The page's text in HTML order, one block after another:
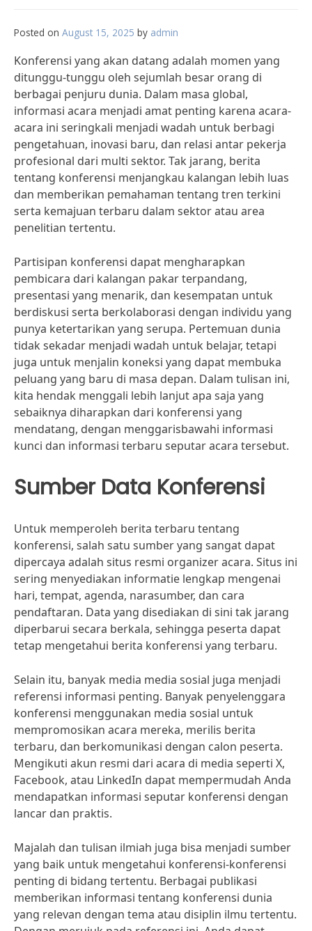
Posted on August 15, 2025 by admin
Konferensi yang akan datang adalah momen yang
ditunggu-tunggu oleh sejumlah besar orang di
berbagai penjuru dunia. Dalam masa global,
informasi acara menjadi amat penting karena acara-
acara ini seringkali menjadi wadah untuk berbagi
pengetahuan, inovasi baru, dan relasi antar pekerja
profesional dari multi sektor. Tak jarang, berita
tentang konferensi menjangkau kalangan lebih luas
dan memberikan pemahaman tentang tren terkini
serta kemajuan terbaru dalam sektor atau area
penelitian tertentu.
Partisipan konferensi dapat mengharapkan
pembicara dari kalangan pakar terpandang,
presentasi yang menarik, dan kesempatan untuk
berdiskusi serta berkolaborasi dengan individu yang
punya ketertarikan yang serupa. Pertemuan dunia
tidak sekadar menjadi wadah untuk belajar, tetapi
juga untuk menjalin koneksi yang dapat membuka
peluang yang baru di masa depan. Dalam tulisan ini,
kita hendak menggali lebih lanjut apa saja yang
sebaiknya diharapkan dari konferensi yang
mendatang, dengan menggarisbawahi informasi
kunci dan informasi terbaru seputar acara tersebut.
Sumber Data Konferensi
Untuk memperoleh berita terbaru tentang
konferensi, salah satu sumber yang sangat dapat
dipercaya adalah situs resmi organizer acara. Situs ini
sering menyediakan informatie lengkap mengenai
hari, tempat, agenda, narasumber, dan cara
pendaftaran. Data yang disediakan di sini tak jarang
diperbarui secara berkala, sehingga peserta dapat
tetap mengetahui berita konferensi yang terbaru.
Selain itu, banyak media media sosial juga menjadi
referensi informasi penting. Banyak penyelenggara
konferensi menggunakan media sosial untuk
mempromosikan acara mereka, merilis berita
terbaru, dan berkomunikasi dengan calon peserta.
Mengikuti akun resmi dari acara di media seperti X,
Facebook, atau LinkedIn dapat mempermudah Anda
mendapatkan informasi seputar konferensi dengan
lancar dan praktis.
Majalah dan tulisan ilmiah juga bisa menjadi sumber
yang baik untuk mengetahui konferensi-konferensi
penting di bidang tertentu. Berbagai publikasi
memberikan informasi tentang konferensi dunia
yang relevan dengan tema atau disiplin ilmu tertentu.